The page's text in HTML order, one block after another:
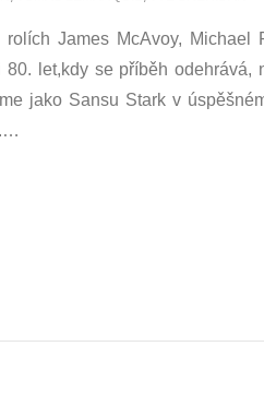
James McAvoy, Michael
let,kdy se příběh
jako Sansu Stark v
…